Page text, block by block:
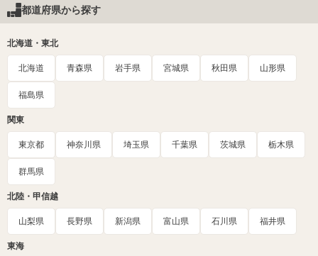
都道府県から探す
北海道・東北
北海道 青森県 岩手県 宮城県 秋田県 山形県
福島県
関東
東京都 神奈川県 埼玉県 千葉県 茨城県 栃木県
群馬県
北陸・甲信越
山梨県 長野県 新潟県 富山県 石川県 福井県
東海